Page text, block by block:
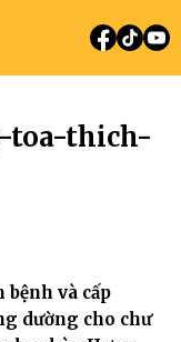
toa-thich-
bệnh và cấp
dường cho chư